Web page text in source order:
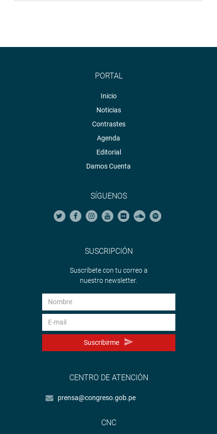
Economía y Finanzas y a la Contraloría General de la
tercer vicepresidente del Congreso, Ilich López Ureña,
quien condujo la sesión plenaria.
OFICINA DE COMUNICACIONES E IMAGEN
PORTAL
Inicio
Noticias
Contrastes
Agenda
Editorial
Damos Cuenta
SÍGUENOS
SUSCRIPCIÓN
Suscríbete con tu correo a
nuestro newsletter.
Suscribirme
CENTRO DE ATENCIÓN
prensa@congreso.gob.pe
CNC